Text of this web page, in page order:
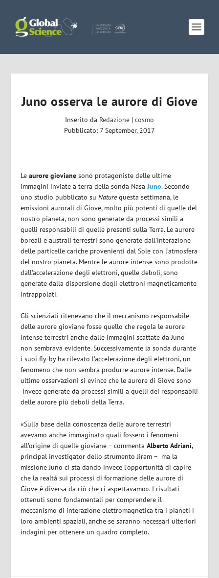
Juno osserva le aurore di Giove
Inserito da Redazione | cosmo
Pubblicato: 7 September, 2017
Leaurore gioviane sono protagoniste delle ultime
immagini inviate a terra della sonda Nasa Juno. Secondo
uno studio pubblicato suNaturequesta settimana, le
emissioni aurorali di Giove, molto più potenti di quelle del
nostro pianeta, non sono generate da processi simili a
quelli responsabili di quelle presenti sulla Terra. Le aurore
boreali e australi terrestri sono generate dall’interazione
delle particelle cariche provenienti dal Sole con l’atmosfera
del nostro pianeta. Mentre le aurore intense sono prodotte
dall’accelerazione degli elettroni, quelle deboli, sono
generate dalla dispersione degli elettroni magneticamente
intrappolati.
Gli scienziati ritenevano che il meccanismo responsabile
delle aurore gioviane fosse quello che regola le aurore
intense terrestri anche dalle immagini scattate da Juno
non sembrava evidente. Successivamente la sonda durante
i suoi fly-by ha rilevato l’accelerazione degli elettroni, un
fenomeno che non sembra produrre aurore intense. Dalle
ultime osservazioni si evince che le aurore di Giove sono
invece generate da processi simili a quelli dei responsabili
delle aurore più deboli della Terra.
«Sulla base della conoscenza delle aurore terrestri
avevamo anche immaginato quali fossero i fenomeni
all’origine di quelle gioviane – commentaAlberto Adriani,
principal investigator dello strumento Jiram – ma la
missione Juno ci sta dando invece l’opportunità di capire
che la realtà sui processi di formazione delle aurore di
Giove è diversa da ciò che ci aspettavamo». I risultati
ottenuti sono fondamentali per comprendere il
meccanismo di interazione elettromagnetica tra i pianeti i
loro ambienti spaziali, anche se saranno necessari ulteriori
indagini per ottenere un quadro completo.